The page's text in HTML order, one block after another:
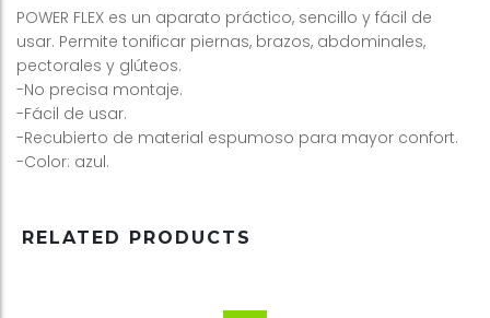
POWER FLEX es un aparato práctico, sencillo y fácil de
usar. Permite tonificar piernas, brazos, abdominales,
pectorales y glúteos.
-No precisa montaje.
-Fácil de usar.
-Recubierto de material espumoso para mayor confort.
-Color: azul.
RELATED PRODUCTS